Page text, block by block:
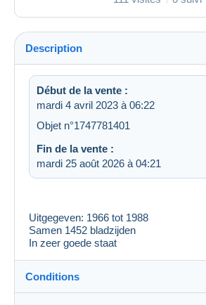
Description
Début de la vente :
mardi 4 avril 2023 à 06:22
Objet n°1747781401
Fin de la vente :
mardi 25 août 2026 à 04:21
Uitgegeven: 1966 tot 1988
Samen 1452 bladzijden
In zeer goede staat
Conditions